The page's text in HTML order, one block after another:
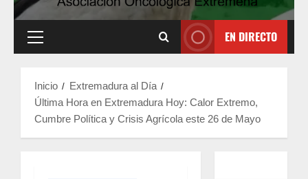
Menú
EN DIRECTO
Inicio
Extremadura al Día
Última Hora en Extremadura Hoy: Calor Extremo,
Cumbre Política y Crisis Agrícola este 26 de Mayo